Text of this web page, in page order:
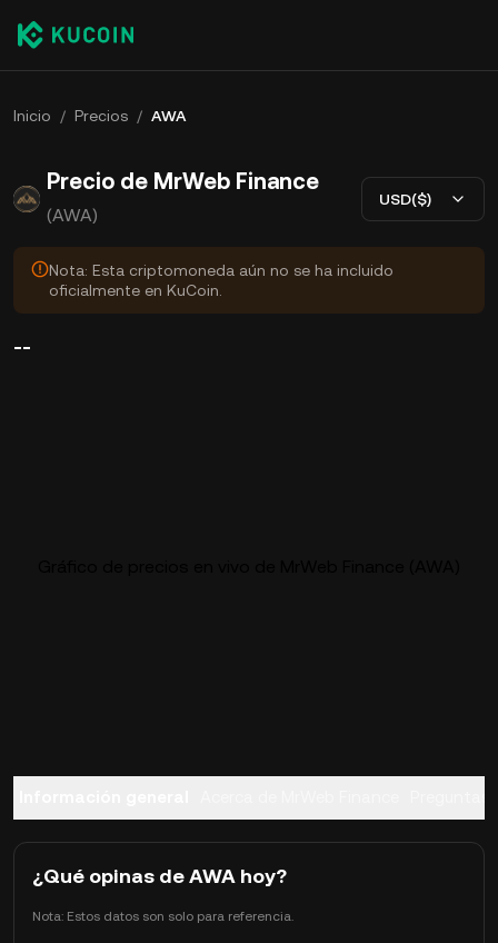
Inicio / Precios / AWA
Precio de MrWeb Finance
(AWA)
USD($)
Nota: Esta criptomoneda aún no se ha incluido
oficialmente en KuCoin.
--
¿Qué opinas de AWA hoy?
Nota: Estos datos son solo para referencia.